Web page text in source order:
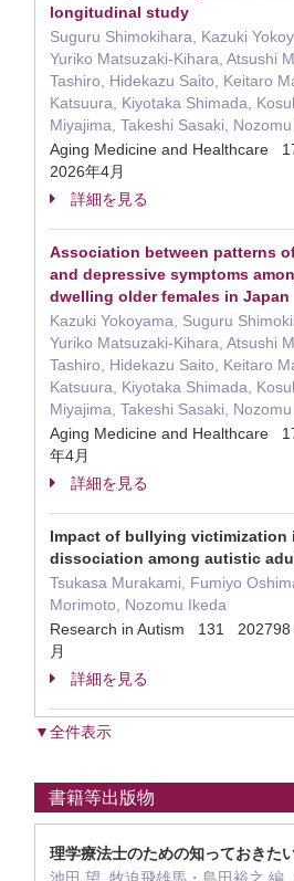
longitudinal study
Suguru Shimokihara, Kazuki
Yuriko Matsuzaki-Kihara, Atsushi
Tashiro, Hidekazu Saito, Keitaro
Katsuura, Kiyotaka Shimada,
Miyajima, Takeshi Sasaki,
Aging Medicine and Healthcare
2026年4月
詳細を見る
Association between patterns
and depressive symptoms
dwelling older females in Japan
Kazuki Yokoyama, Suguru
Yuriko Matsuzaki-Kihara, Atsushi
Tashiro, Hidekazu Saito, Keitaro
Katsuura, Kiyotaka Shimada,
Miyajima, Takeshi Sasaki,
Aging Medicine and Healthcare
年4月
詳細を見る
Impact of bullying victimization
dissociation among autistic
Tsukasa Murakami, Fumiyo
Morimoto, Nozomu Ikeda
Research in Autism 131
月
詳細を見る
▼全件表示
書籍等出版物
理学療法士のための知っておきた